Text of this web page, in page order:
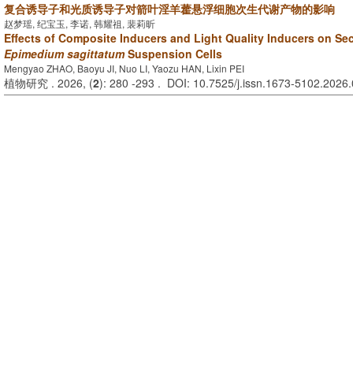
复合诱导子和光质诱导子对箭叶淫羊藿悬浮细胞次生代谢产物的影响
赵梦瑶, 纪宝玉, 李诺, 韩耀祖, 裴莉昕
Effects of Composite Inducers and Light Quality Inducers on
Epimedium sagittatumSuspension Cells
Mengyao ZHAO, Baoyu JI, Nuo LI, Yaozu HAN, Lixin PEI
植物研究 . 2026, (2): 280 -293 . DOI: 10.7525/j.issn.1673-